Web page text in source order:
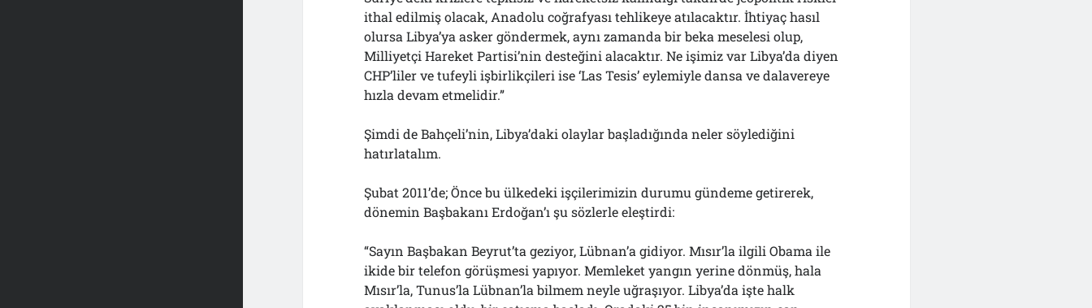
ithal edilmiş olacak, Anadolu coğrafyası tehlikeye atılacaktır. İhtiyaç hasıl
olursa Libya’ya asker göndermek, aynı zamanda bir beka meselesi olup,
Milliyetçi Hareket Partisi’nin desteğini alacaktır. Ne işimiz var Libya’da diyen
CHP’liler ve tufeyli işbirlikçileri ise ‘Las Tesis’ eylemiyle dansa ve dalavereye
hızla devam etmelidir.”
Şimdi de Bahçeli’nin, Libya’daki olaylar başladığında neler söylediğini
hatırlatalım.
Şubat 2011’de; Önce bu ülkedeki işçilerimizin durumu gündeme getirerek,
dönemin Başbakanı Erdoğan’ı şu sözlerle eleştirdi:
“Sayın Başbakan Beyrut’ta geziyor, Lübnan’a gidiyor. Mısır’la ilgili Obama ile
ikide bir telefon görüşmesi yapıyor. Memleket yangın yerine dönmüş, hala
Mısır’la, Tunus’la Lübnan’la bilmem neyle uğraşıyor. Libya’da işte halk